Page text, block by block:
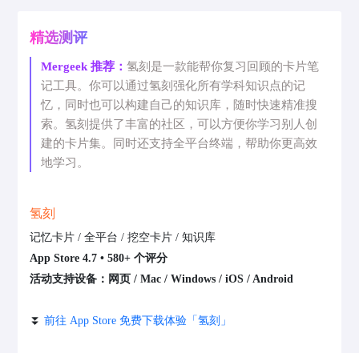
精选测评
Mergeek 推荐：氢刻是一款能帮你复习回顾的卡片笔
记工具。你可以通过氢刻强化所有学科知识点的记
忆，同时也可以构建自己的知识库，随时快速精准搜
索。氢刻提供了丰富的社区，可以方便你学习别人创
建的卡片集。同时还支持全平台终端，帮助你更高效
地学习。
氢刻
记忆卡片 / 全平台 / 挖空卡片 / 知识库
App Store 4.7 • 580+ 个评分
活动支持设备：网页 / Mac / Windows / iOS / Android
⏬前往 App Store 免费下载体验「氢刻」